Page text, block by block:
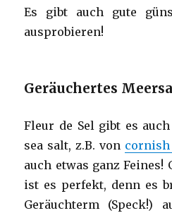
Es gibt auch gute
ausprobieren!
Geräuchertes
Fleur de Sel gibt es
sea salt, z.B. von cornish
auch etwas ganz Feines!
ist es perfekt, denn es
Geräuchterm (Speck!)